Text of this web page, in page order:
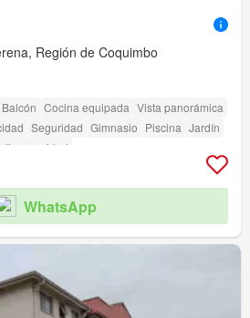
Región de Coquimbo
Balcón Cocina equipada Vista panorámica
Seguridad Gimnasio Piscina Jardín
WhatsApp